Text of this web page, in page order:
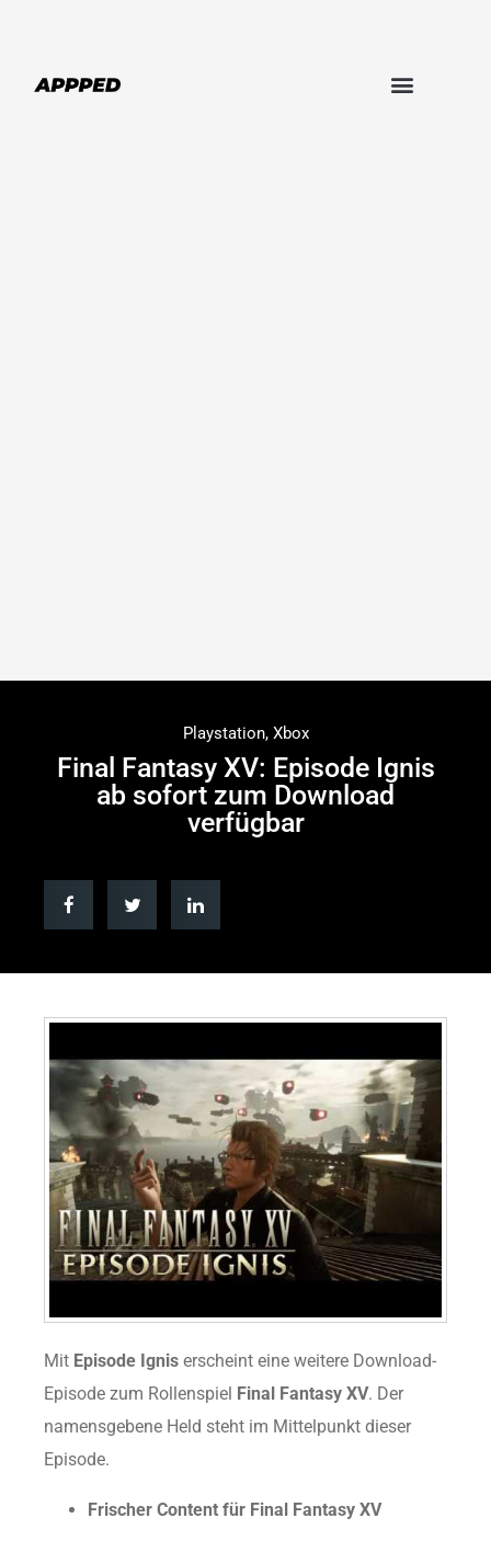
Playstation, Xbox
Final Fantasy XV: Episode Ignis
ab sofort zum Download
verfügbar
Mit Episode Ignis erscheint eine weitere Download-
Episode zum Rollenspiel Final Fantasy XV. Der
namensgebene Held steht im Mittelpunkt dieser
Episode.
Frischer Content für Final Fantasy XV